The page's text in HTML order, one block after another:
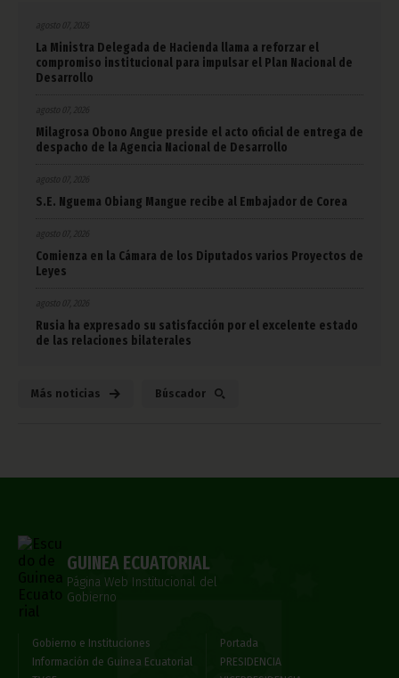
agosto 07, 2026
La Ministra Delegada de Hacienda llama a reforzar el
compromiso institucional para impulsar el Plan Nacional de
Desarrollo
agosto 07, 2026
Milagrosa Obono Angue preside el acto oficial de entrega de
despacho de la Agencia Nacional de Desarrollo
agosto 07, 2026
S.E. Nguema Obiang Mangue recibe al Embajador de Corea
agosto 07, 2026
Comienza en la Cámara de los Diputados varios Proyectos de
Leyes
agosto 07, 2026
Rusia ha expresado su satisfacción por el excelente estado
de las relaciones bilaterales
Más noticias Búscador
GUINEA ECUATORIAL
Página Web Institucional del
Gobierno
Gobierno e Instituciones
Información de Guinea Ecuatorial
Portada
PRESIDENCIA